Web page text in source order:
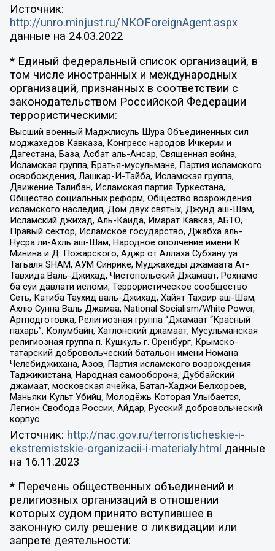
Источник:
http://unro.minjust.ru/NKOForeignAgent.aspx
данные на 24.03.2022
* Единый федеральный список организаций, в
том числе иностранных и международных
организаций, признанных в соответствии с
законодательством Российской Федерации
террористическими:
Высший военный Маджлисуль Шура Объединенных сил
моджахедов Кавказа, Конгресс народов Ичкерии и
Дагестана, База, Асбат аль-Ансар, Священная война,
Исламская группа, Братья-мусульмане, Партия исламского
освобождения, Лашкар-И-Тайба, Исламская группа,
Движение Талибан, Исламская партия Туркестана,
Общество социальных реформ, Общество возрождения
исламского наследия, Дом двух святых, Джунд аш-Шам,
Исламский джихад, Аль-Каида, Имарат Кавказ, АБТО,
Правый сектор, Исламское государство, Джабха аль-
Нусра ли-Ахль аш-Шам, Народное ополчение имени К.
Минина и Д. Пожарского, Аджр от Аллаха Субхану уа
Тагьаля SHAM, АУМ Синрике, Муджахеды джамаата Ат-
Тавхида Валь-Джихад, Чистопольский Джамаат, Рохнамо
ба суи давлати исломи, Террористическое сообщество
Сеть, Катиба Таухид валь-Джихад, Хайят Тахрир аш-Шам,
Ахлю Сунна Валь Джамаа, National Socialism/White Power,
Артподготовка, Религиозная группа “Джамаат “Красный
пахарь”, Колумбайн, Хатлонский джамаат, Мусульманская
религиозная группа п. Кушкуль г. Оренбург, Крымско-
татарский добровольческий батальон имени Номана
Челебиджихана, Азов, Партия исламского возрождения
Таджикистана, Народная самооборона, Дуббайский
джамаат, московская ячейка, Батал-Хаджи Белхороев,
Маньяки Культ Убийц, Молодёжь Которая Улыбается,
Легион Свобода России, Айдар, Русский добровольческий
корпус
Источник: http://nac.gov.ru/terroristicheskie-i-
ekstremistskie-organizacii-i-materialy.html данные
на 16.11.2023
* Перечень общественных объединений и
религиозных организаций в отношении
которых судом принято вступившее в
законную силу решение о ликвидации или
запрете деятельности: